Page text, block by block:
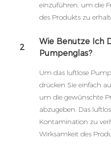
einzuführen, um die
des Produkts zu
2
Wie Benutze Ich
Pumpenglas?
Um das luftlose
drücken Sie einfach
um die gewünschte
abzugeben. Das
Kontamination zu
Wirksamkeit des